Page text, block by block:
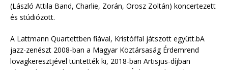
(László Attila Band, Charlie, Zorán, Orosz Zoltán) koncertezett
és stúdiózott.
A Lattmann Quartettben fiával, Kristóffal játszott együtt.bA
jazz-zenészt 2008-ban a Magyar Köztársaság Érdemrend
lovagkeresztjével tüntették ki, 2018-ban Artisjus-díjban